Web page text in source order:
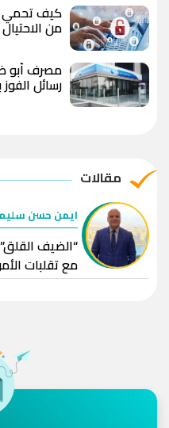
كيف تحمي
من
مصرف أبو
رسائل
بعدم
مقالات
ايمن حسن
“الضيف
مع تقلبات